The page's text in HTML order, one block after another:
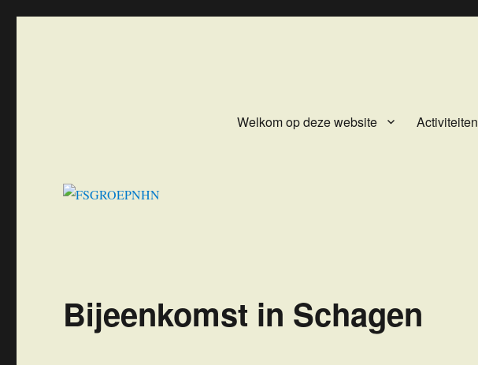
Welkom op deze website Activiteiten
Bijeenkomst in Schagen